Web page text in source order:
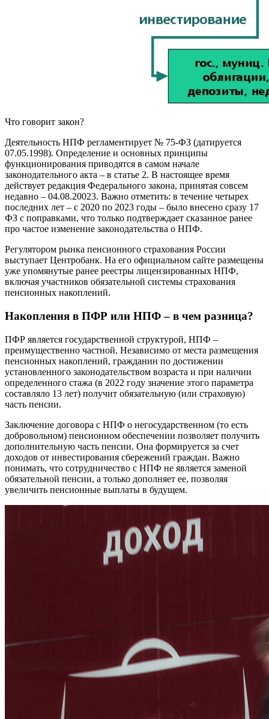
Что говорит закон?
Деятельность НПФ регламентирует № 75-ФЗ (датируется
07.05.1998). Определение и основных принципы
функционирования приводятся в самом начале
законодательного акта – в статье 2. В настоящее время
действует редакция Федерального закона, принятая совсем
недавно – 04.08.20023. Важно отметить: в течение четырех
последних лет – с 2020 по 2023 годы – было внесено сразу 17
ФЗ с поправками, что только подтверждает сказанное ранее
про частое изменение законодательства о НПФ.
Регулятором рынка пенсионного страхования России
выступает Центробанк. На его официальном сайте размещены
уже упомянутые ранее реестры лицензированных НПФ,
включая участников обязательной системы страхования
пенсионных накоплений.
Накопления в ПФР или НПФ – в чем разница?
ПФР является государственной структурой, НПФ –
преимущественно частной. Независимо от места размещения
пенсионных накоплений, гражданин по достижении
установленного законодательством возраста и при наличии
определенного стажа (в 2022 году значение этого параметра
составляло 13 лет) получит обязательную (или страховую)
часть пенсии.
Заключение договора с НПФ о негосударственном (то есть
добровольном) пенсионном обеспечении позволяет получить
дополнительную часть пенсии. Она формируется за счет
доходов от инвестирования сбережений граждан. Важно
понимать, что сотрудничество с НПФ не является заменой
обязательной пенсии, а только дополняет ее, позволяя
увеличить пенсионные выплаты в будущем.